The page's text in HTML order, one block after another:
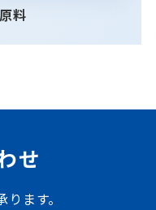
料
せ
ます。